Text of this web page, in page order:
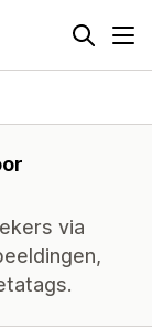
via